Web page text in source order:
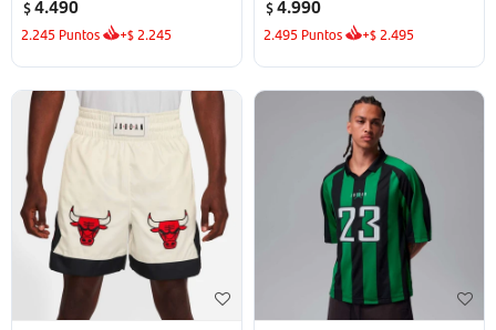
$4.490
2.245 Puntos +$ 2.245
$4.990
2.495 Puntos +$ 2.495